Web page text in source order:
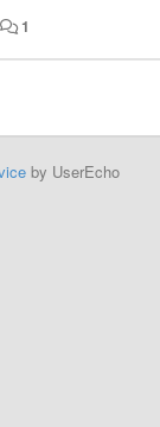
1
by UserEcho